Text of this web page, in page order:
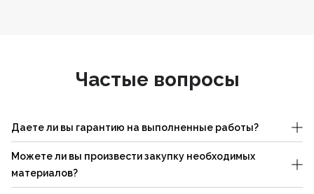
Частые вопросы
Даете ли вы гарантию на выполненные работы?
Можете ли вы произвести закупку необходимых
материалов?